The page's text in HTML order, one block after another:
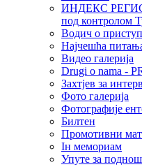
ИНДЕКС
под контролом
Водич о
Најчешћа
Видео галерија
Drugi o nama -
Захтјев за
Фото галерија
Фотографије
Билтен
Промотивни
Iн мемориам
Упуте за